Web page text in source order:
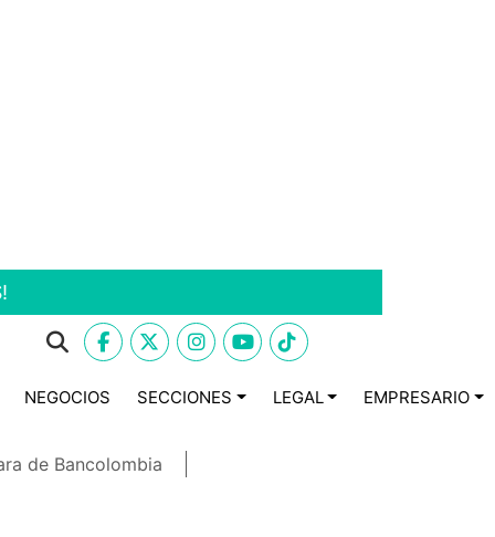
NEGOCIOS SECCIONES LEGAL EMPRESARIO
de Bancolombia